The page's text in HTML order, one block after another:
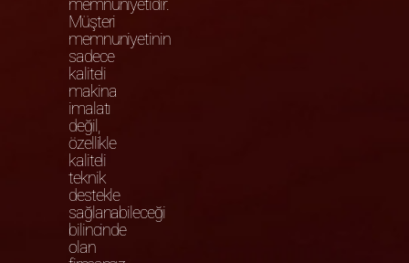
memnuniyetidir.
Müşteri
memnuniyetinin
sadece
kaliteli
makina
imalatı
değil,
özellikle
kaliteli
teknik
destekle
sağlanabileceği
bilincinde
olan